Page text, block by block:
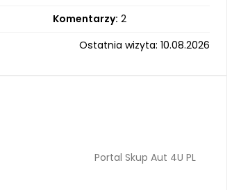
Komentarzy: 2
Ostatnia wizyta: 10.08.2026
Portal Skup Aut 4U PL